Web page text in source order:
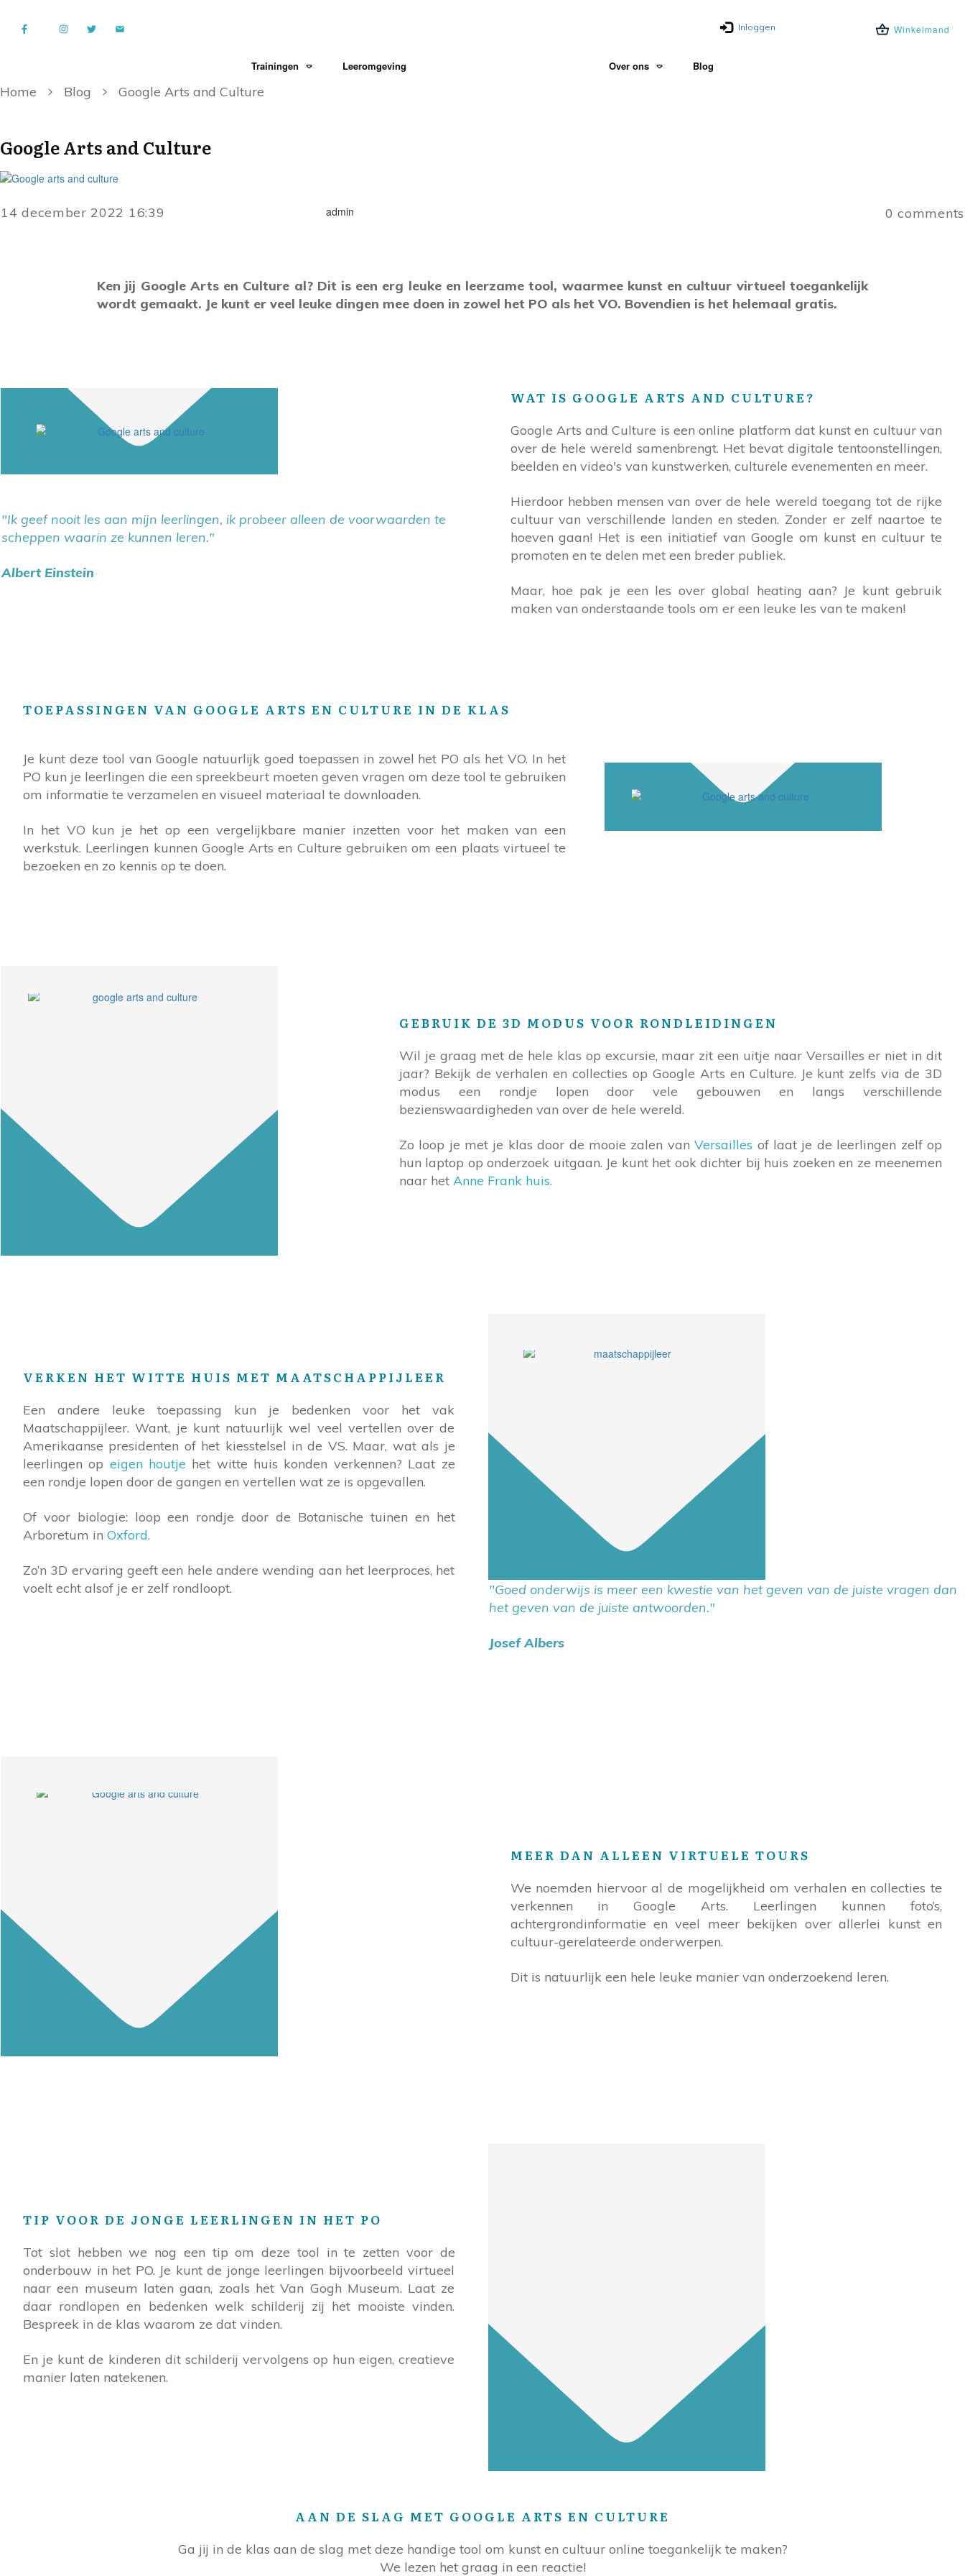
Inloggen Winkelmand
Trainingen Leeromgeving Over ons Blog
Home Blog Google Arts and Culture
Google Arts and Culture
14 december 2022 16:39 admin 0 comments
Ken jij Google Arts en Culture al? Dit is een erg leuke en leerzame tool, waarmee kunst en cultuur virtueel toegankelijk
wordt gemaakt. Je kunt er veel leuke dingen mee doen in zowel het PO als het VO. Bovendien is het helemaal gratis.
"Ik geef nooit les aan mijn leerlingen, ik probeer alleen de voorwaarden te
scheppen waarin ze kunnen leren."
Albert Einstein
WAT IS GOOGLE ARTS AND CULTURE?
Google Arts and Culture is een online platform dat kunst en cultuur van
over de hele wereld samenbrengt. Het bevat digitale tentoonstellingen,
beelden en video's van kunstwerken, culturele evenementen en meer.
Hierdoor hebben mensen van over de hele wereld toegang tot de rijke
cultuur van verschillende landen en steden. Zonder er zelf naartoe te
hoeven gaan! Het is een initiatief van Google om kunst en cultuur te
promoten en te delen met een breder publiek.
Maar, hoe pak je een les over global heating aan? Je kunt gebruik
maken van onderstaande tools om er een leuke les van te maken!
TOEPASSINGEN VAN GOOGLE ARTS EN CULTURE IN DE KLAS
Je kunt deze tool van Google natuurlijk goed toepassen in zowel het PO als het VO. In het
PO kun je leerlingen die een spreekbeurt moeten geven vragen om deze tool te gebruiken
om informatie te verzamelen en visueel materiaal te downloaden.
In het VO kun je het op een vergelijkbare manier inzetten voor het maken van een
werkstuk. Leerlingen kunnen Google Arts en Culture gebruiken om een plaats virtueel te
bezoeken en zo kennis op te doen.
GEBRUIK DE 3D MODUS VOOR RONDLEIDINGEN
Wil je graag met de hele klas op excursie, maar zit een uitje naar Versailles er niet in dit
jaar? Bekijk de verhalen en collecties op Google Arts en Culture. Je kunt zelfs via de 3D
modus een rondje lopen door vele gebouwen en langs verschillende
bezienswaardigheden van over de hele wereld.
Zo loop je met je klas door de mooie zalen vanVersailles of laat je de leerlingen zelf op
hun laptop op onderzoek uitgaan. Je kunt het ook dichter bij huis zoeken en ze meenemen
naar het Anne Frank huis.
"Goed onderwijs is meer een kwestie van het geven van de juiste vragen dan
het geven van de juiste antwoorden."
Josef Albers
VERKEN HET WITTE HUIS MET MAATSCHAPPIJLEER
Een andere leuke toepassing kun je bedenken voor het vak
Maatschappijleer. Want, je kunt natuurlijk wel veel vertellen over de
Amerikaanse presidenten of het kiesstelsel in de VS. Maar, wat als je
leerlingen op eigen houtje het witte huis konden verkennen? Laat ze
een rondje lopen door de gangen en vertellen wat ze is opgevallen.
Of voor biologie: loop een rondje door de Botanische tuinen en het
Arboretum in Oxford.
Zo’n 3D ervaring geeft een hele andere wending aan het leerproces, het
voelt echt alsof je er zelf rondloopt.
MEER DAN ALLEEN VIRTUELE TOURS
We noemden hiervoor al de mogelijkheid om verhalen en collecties te
verkennen in Google Arts. Leerlingen kunnen foto’s,
achtergrondinformatie en veel meer bekijken over allerlei kunst en
cultuur-gerelateerde onderwerpen.
Dit is natuurlijk een hele leuke manier van onderzoekend leren.
TIP VOOR DE JONGE LEERLINGEN IN HET PO
Tot slot hebben we nog een tip om deze tool in te zetten voor de
onderbouw in het PO. Je kunt de jonge leerlingen bijvoorbeeld virtueel
naar een museum laten gaan, zoals het Van Gogh Museum. Laat ze
daar rondlopen en bedenken welk schilderij zij het mooiste vinden.
Bespreek in de klas waarom ze dat vinden.
En je kunt de kinderen dit schilderij vervolgens op hun eigen, creatieve
manier laten natekenen.
AAN DE SLAG MET GOOGLE ARTS EN CULTURE
Ga jij in de klas aan de slag met deze handige tool om kunst en cultuur online toegankelijk te maken?
We lezen het graag in een reactie!